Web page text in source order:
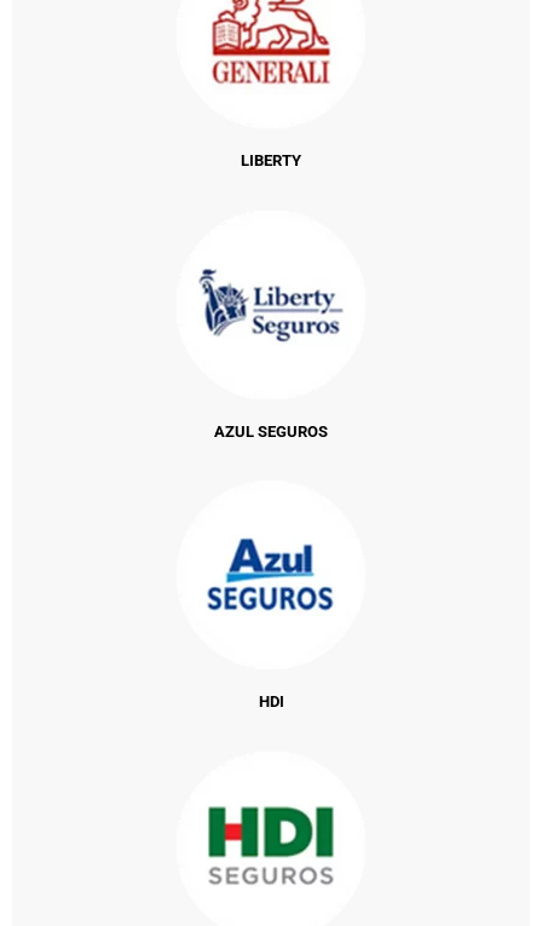
LIBERTY
AZUL SEGUROS
HDI